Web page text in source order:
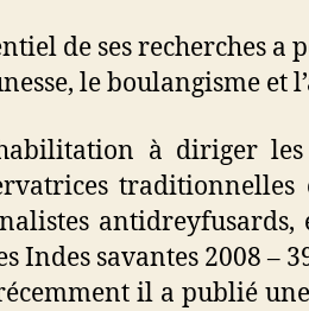
de ses recherches
le boulangisme et
à diriger les
traditionnelles
antidreyfusards,
Indes savantes 2008 –
il a publié